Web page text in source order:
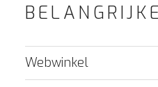
Webwinkel